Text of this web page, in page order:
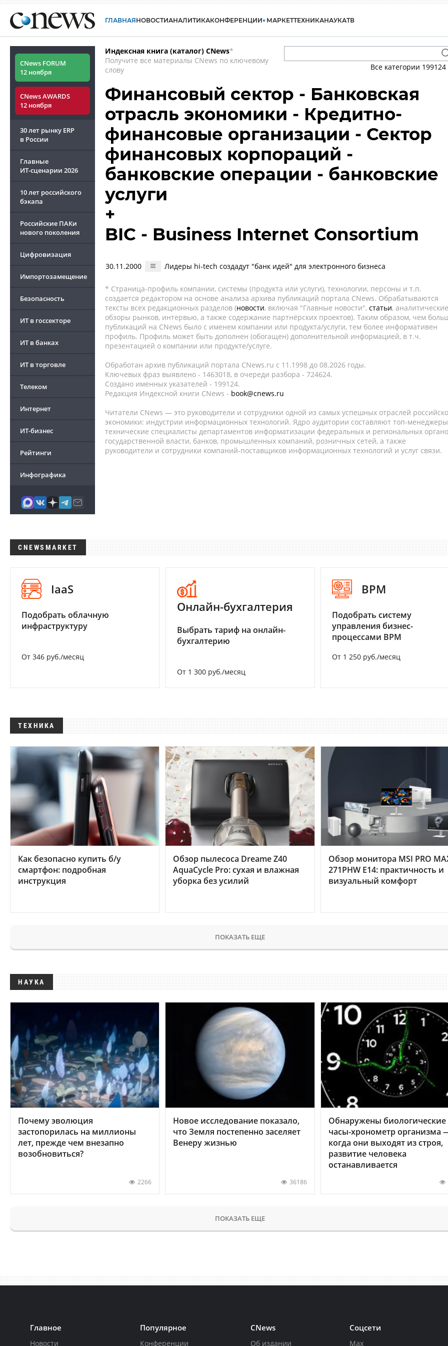
ГЛАВНАЯНОВОСТИАНАЛИТИКАКОНФЕРЕНЦИИ МАРКЕТТЕХНИКАНАУКАТВ
CNews FORUM
12 ноября
CNews AWARDS
12 ноября
30 лет рынку ERP
в России
Главные
ИТ-сценарии 2026
10 лет российского
бэкапа
Российские ПАКи
нового поколения
Цифровизация
Импортозамещение
Безопасность
ИТ в госсекторе
ИТ в банках
ИТ в торговле
Телеком
Интернет
ИТ-бизнес
Рейтинги
Инфографика
Индексная книга (каталог) CNews*
Получите все материалы CNews по ключевому
слову
Все категории 199124
Финансовый сектор - Банковская
отрасль экономики - Кредитно-
финансовые организации - Сектор
финансовых корпораций -
банковские операции - банковские
услуги
+
BIC - Business Internet Consortium
30.11.2000 Лидеры hi-tech создадут "банк идей" для электронного бизнеса
* Страница-профиль компании, системы (продукта или услуги), технологии, персоны и т.п.
создается редактором на основе анализа архива публикаций портала CNews. Обрабатываются
тексты всех редакционных разделов (новости, включая "Главные новости", статьи, аналитические
обзоры рынков, интервью, а также содержание партнёрских проектов). Таким образом, чем
публикаций на CNews было с именем компании или продукта/услуги, тем более информативен
профиль. Профиль может быть дополнен (обогащен) дополнительной информацией, в т.ч.
презентацией о компании или продукте/услуге.
Обработан архив публикаций портала CNews.ru c 11.1998 до 08.2026 годы.
Ключевых фраз выявлено - 1463018, в очереди разбора - 724624.
Создано именных указателей - 199124.
Редакция Индексной книги CNews - book@cnews.ru
Читатели CNews — это руководители и сотрудники одной из самых успешных отраслей
экономики: индустрии информационных технологий. Ядро аудитории составляют топ-
технические специалисты департаментов информатизации федеральных и региональных
государственной власти, банков, промышленных компаний, розничных сетей, а также
руководители и сотрудники компаний-поставщиков информационных технологий и услуг связи.
CNEWSMARKET
IaaS
Подобрать облачную
инфраструктуру
От 346 руб./месяц
Онлайн-бухгалтерия
Выбрать тариф на онлайн-
бухгалтерию
От 1 300 руб./месяц
BPM
Подобрать систему
управления бизнес-
процессами BPM
От 1 250 руб./месяц
ТЕХНИКА
Как безопасно купить б/у
смартфон: подробная
инструкция
Обзор пылесоса Dreame Z40
AquaCycle Pro: сухая и влажная
уборка без усилий
Обзор монитора MSI PRO
271PHW E14: практичность и
визуальный комфорт
ПОКАЗАТЬ ЕЩЕ
НАУКА
Почему эволюция
застопорилась на миллионы
лет, прежде чем внезапно
возобновиться?
2266
Новое исследование показало,
что Земля постепенно заселяет
Венеру жизнью
36186
Обнаружены биологические
часы-хронометр организма
когда они выходят из строя,
развитие человека
останавливается
ПОКАЗАТЬ ЕЩЕ
Главное
Новости
Популярное
Конференции
CNews
Об издании
Соцсети
Max